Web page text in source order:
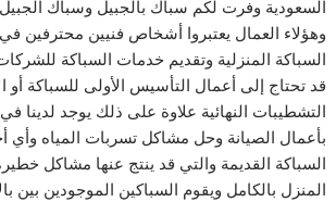
السعودية وفرت لكم سباك بالجبيل وسباك الجبيل
وهؤلاء العمال يعتبروا أشخاص فنيين محترفين
السباكة المنزلية وتقديم خدمات السباكة
قد تحتاج إلى أعمال التأسيس الأولى للسباكة أو
التشطيبات النهائية علاوة على ذلك يوجد
بأعمال الصيانة وحل مشاكل تسربات المياه وأي
السباكة القديمة والتي قد ينتج عنها مشاكل
المنزل بالكامل ويقوم السباكين الموجودين بين